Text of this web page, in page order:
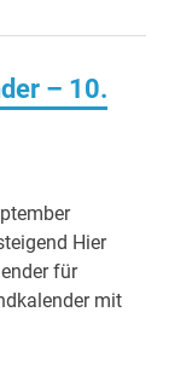
– 10.
Hier
für
mit